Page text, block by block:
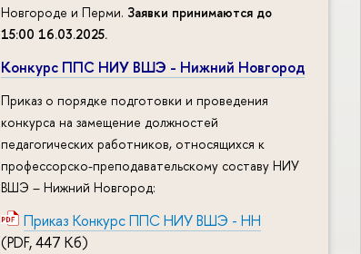
Новгороде и Перми. Заявки принимаются до
15:00 16.03.2025.
Конкурс ППС НИУ ВШЭ - Нижний Новгород
Приказ о порядке подготовки и проведения
конкурса на замещение должностей
педагогических работников, относящихся к
профессорско-преподавательскому составу НИУ
ВШЭ – Нижний Новгород:
Приказ Конкурс ППС НИУ ВШЭ - НН
(PDF, 447 Кб)